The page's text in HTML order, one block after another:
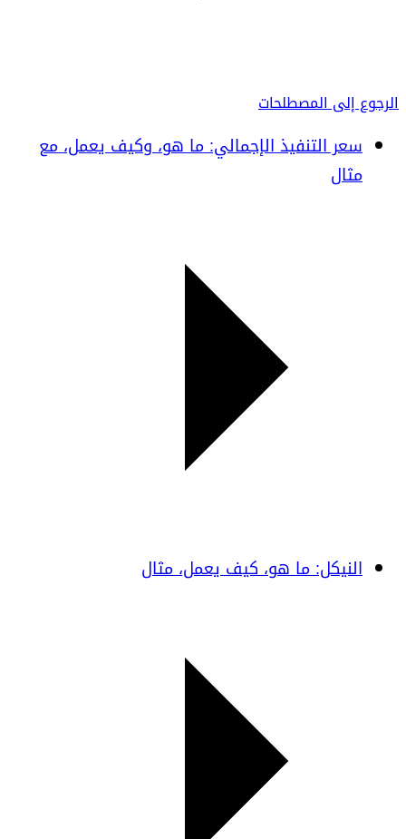
الرجوع إلى المصطلحات
سعر التنفيذ الإجمالي: ما هو، وكيف يعمل، مع
مثال
النيكل: ما هو، كيف يعمل، مثال